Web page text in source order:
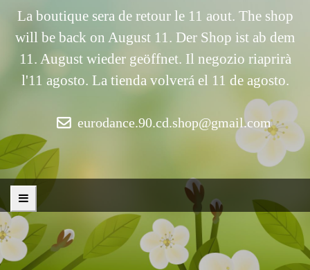
La boutique sera de retour le 11 aout. The shop
will be back on August 11. Der Shop ist ab dem
11. August wieder geöffnet. Il negozio riaprirà
l'11 agosto. La tienda volverá el 11 de agosto.
eurodance.90.cd.shop@gmail.com